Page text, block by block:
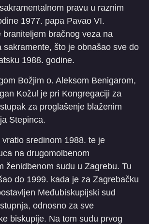
pravu u raznim
1977. papa Pavao VI.
braniteljem bračnog veza na
sakramente, što je obnašao sve do
1988. godine.
Božjim o. Aleksom Benigarom,
Kožul je pri Kongregaciji za
za proglašenje blaženim
Stepinca.
sredinom 1988. te je
na drugomolbenom
ženidbenom sudu u Zagrebu. Tu
do 1999. kada je za Zagrebačku
Međubiskupijski sud
odnosno za sve
biskupije. Na tom sudu prvog